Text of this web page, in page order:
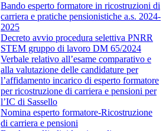
Bando esperto formatore in ricostruzioni di
carriera e pratiche pensionistiche a.s. 2024-
2025
Decreto avvio procedura selettiva PNRR
STEM gruppo di lavoro DM 65/2024
Verbale relativo all’esame comparativo e
alla valutazione delle candidature per
l’affidamento incarico di esperto formatore
per ricostruzione di carriera e pensioni per
l’IC di Sassello
Nomina esperto formatore-Ricostruzione
di carriera e pensioni